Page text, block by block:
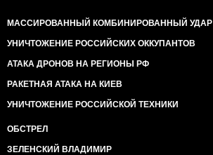
МАССИРОВАННЫЙ КОМБИНИРОВАННЫЙ УДАР
УНИЧТОЖЕНИЕ РОССИЙСКИХ ОККУПАНТОВ
АТАКА ДРОНОВ НА РЕГИОНЫ РФ
РАКЕТНАЯ АТАКА НА КИЕВ
УНИЧТОЖЕНИЕ РОССИЙСКОЙ ТЕХНИКИ
ОБСТРЕЛ
ЗЕЛЕНСКИЙ ВЛАДИМИР